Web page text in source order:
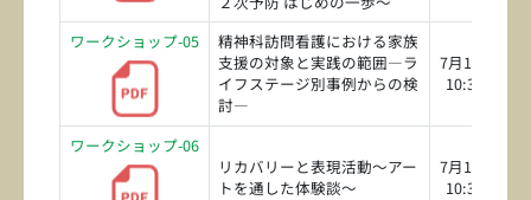
ワークショップ-05
精神科訪問看護における家族
支援の対象と実践の範囲―ラ
イフステージ別事例からの検
討―
7月18日（土
10:30～
ワークショップ-06
リカバリーと表現活動～アー
トを通した体験談～
7月18日（土
10:30～